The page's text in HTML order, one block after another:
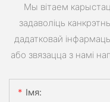
Мы вітаем
задаволіць
дадатковай
або звязацца з намі
Імя: